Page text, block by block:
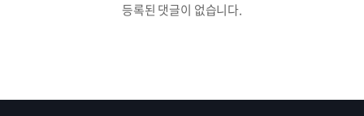
등록된 댓글이 없습니다.